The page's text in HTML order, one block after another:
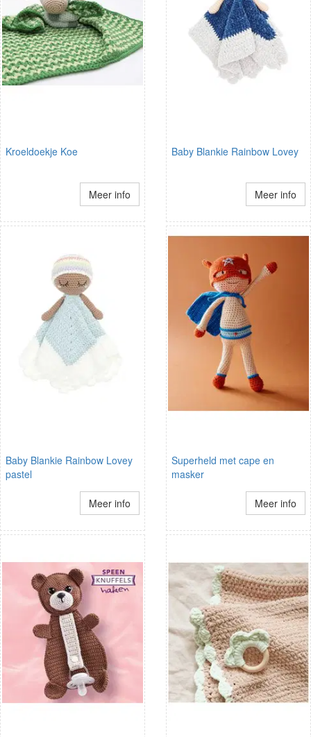
Kroeldoekje Koe
Meer info
Baby Blankie Rainbow Lovey
Meer info
Baby Blankie Rainbow Lovey
pastel
Meer info
Superheld met cape en
masker
Meer info